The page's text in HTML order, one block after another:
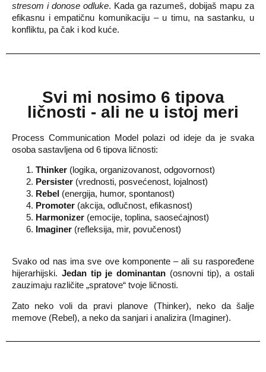
stresom i donose odluke. Kada ga razumeš, dobijaš mapu za
efikasnu i empatičnu komunikaciju – u timu, na sastanku, u
konfliktu, pa čak i kod kuće.
Svi mi nosimo 6 tipova
ličnosti - ali ne u istoj meri
Process Communication Model polazi od ideje da je svaka
osoba sastavljena od 6 tipova ličnosti:
Thinker (logika, organizovanost, odgovornost)
Persister (vrednosti, posvećenost, lojalnost)
Rebel (energija, humor, spontanost)
Promoter (akcija, odlučnost, efikasnost)
Harmonizer (emocije, toplina, saosećajnost)
Imaginer (refleksija, mir, povučenost)
Svako od nas ima sve ove komponente – ali su raspoređene
hijerarhijski. Jedan tip je dominantan (osnovni tip), a ostali
zauzimaju različite „spratove“ tvoje ličnosti.
Zato neko voli da pravi planove (Thinker), neko da šalje
memove (Rebel), a neko da sanjari i analizira (Imaginer).